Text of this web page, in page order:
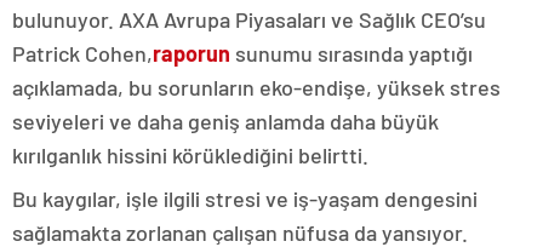
bulunuyor. AXA Avrupa Piyasaları ve Sağlık CEO’su
Patrick Cohen,raporun sunumu sırasında yaptığı
açıklamada, bu sorunların eko-endişe, yüksek stres
seviyeleri ve daha geniş anlamda daha büyük
kırılganlık hissini körüklediğini belirtti.
Bu kaygılar, işle ilgili stresi ve iş-yaşam dengesini
sağlamakta zorlanan çalışan nüfusa da yansıyor.